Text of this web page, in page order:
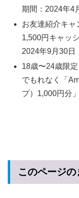
期間：2024年4
お友達紹介キャ
1,500円キャッ
2024年9月30日
18歳〜24歳限
でもれなく「
プ）1,000円分
このページの